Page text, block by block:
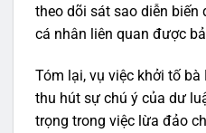
theo dõi sát sao diễn biến
cá nhân liên quan được
Tóm lại, vụ việc khởi tố
thu hút sự chú ý của dư
trọng trong việc lừa đảo